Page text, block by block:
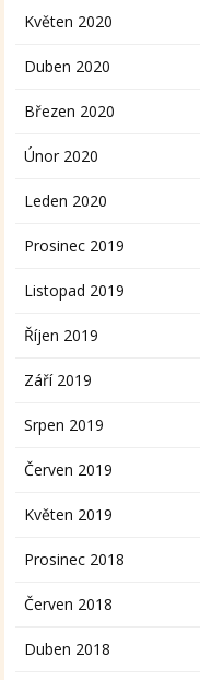
Květen 2020
Duben 2020
Březen 2020
Únor 2020
Leden 2020
Prosinec 2019
Listopad 2019
Říjen 2019
Září 2019
Srpen 2019
Červen 2019
Květen 2019
Prosinec 2018
Červen 2018
Duben 2018